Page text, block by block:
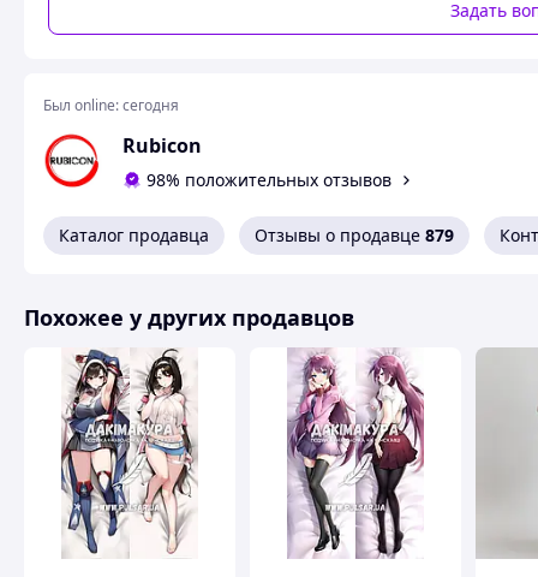
Задать
Был online:сегодня
Rubicon
98% положительных отзывов
Каталог продавца Отзывы о продавце 879
Похожее у других продавцов